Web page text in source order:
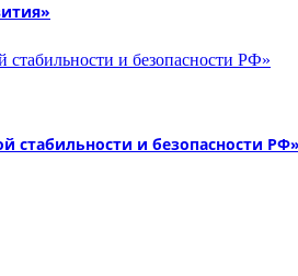
стабильности и безопасности РФ»